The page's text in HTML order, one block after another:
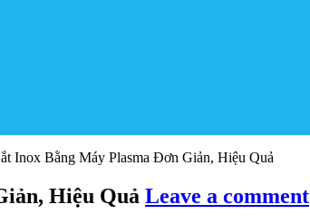
Inox Bằng Máy Plasma Đơn Giản, Hiệu Quả
Hiệu Quả Leave a comment